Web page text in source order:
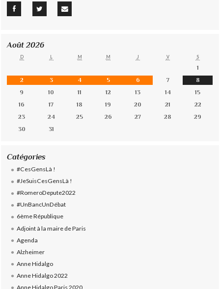
Août 2026
D L M M J V S
1
2
3 4 5 6 7
8
9
10 11 12 13 14
15
16
17 18 19 20 21
22
23
24 25 26 27 28
29
30
31
Catégories
#CesGensLà !
#JeSuisCesGensLà !
#RomeroDepute2022
#UnBancUnDébat
6ème République
Adjoint à la maire de Paris
Agenda
Alzheimer
Anne Hidalgo
Anne Hidalgo 2022
Anne Hidalgo Paris 2020